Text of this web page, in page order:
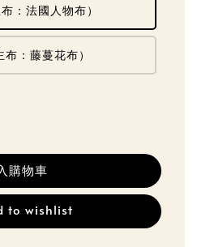
：法國人物布）
：藤蔓花布）
購物車
to wishlist